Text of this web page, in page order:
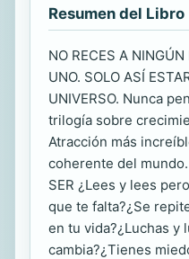
Resumen del Libro
NO RECES A
UNO. SOLO ASÍ
UNIVERSO. Nunca
trilogía sobre
Atracción más
coherente del
SER ¿Lees y lees
que te falta?¿Se
en tu vida?¿Luchas y
cambia?¿Tienes